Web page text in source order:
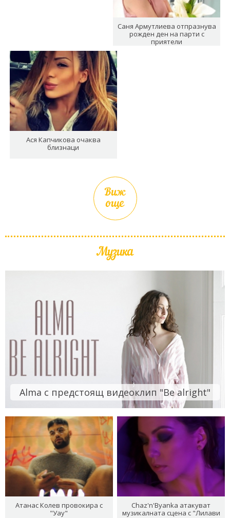
Саня Армутлиева отпразнува
рожден ден на парти с
приятели
Ася Капчикова очаква
близнаци
Виж
още
Музика
Alma с предстоящ видеоклип "Be alright"
Атанас Колев провокира с
"Уау"
Chaz'n'Byanka атакуват
музикалната сцена с "Лилави